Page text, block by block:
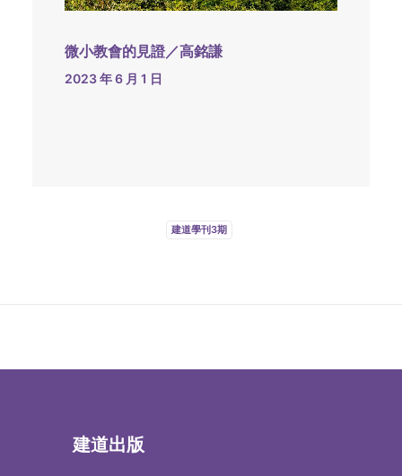
微小教會的見證／高銘謙
2023 年 6 月 1 日
建道學刊3期
建道出版